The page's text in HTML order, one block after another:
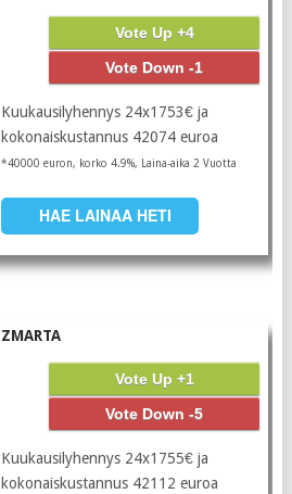
Vote Up +4
Vote Down -1
Kuukausilyhennys 24x1753€ ja
kokonaiskustannus 42074 euroa
*40000 euron, korko 4.9%, Laina-aika 2 Vuotta
HAE LAINAA HETI
ZMARTA
Vote Up +1
Vote Down -5
Kuukausilyhennys 24x1755€ ja
kokonaiskustannus 42112 euroa